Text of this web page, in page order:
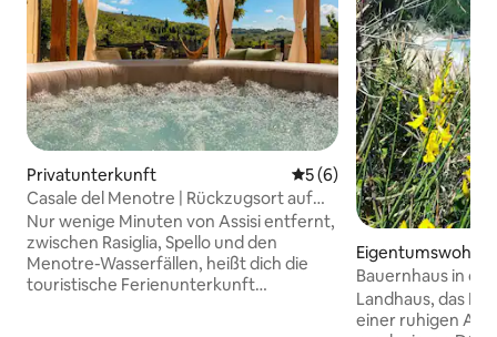
Privatunterkunft Durchschnittliche
5 (6)
Casale del Menotre | Rückzugsort auf
dem Land in Umbrien
Nur wenige Minuten von Assisi entfernt,
zwischen Rasiglia, Spello und den
Menotre-Wasserfällen, heißt dich die
touristische Ferienunterkunft
Bauernhaus in
Landhaus, das
einer ruhigen